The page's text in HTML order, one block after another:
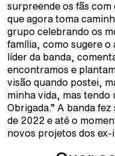
surpreende os fãs com
que agora toma
grupo celebrando os
família, como sugere
líder da banda,
encontramos e
visão quando postei,
minha vida, mas tendo
Obrigada.” A banda fez
de 2022 e até o
novos projetos dos ex-